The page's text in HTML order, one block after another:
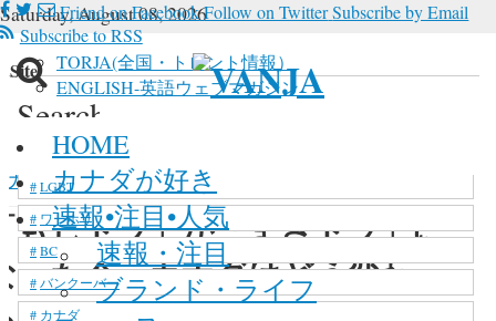
Saturday, August 08, 2026
TORJA(全国・トロント情報）
ENGLISH-英語ウェブマガジン
Friend on FacebookFollow on TwitterSubscribe by Email
Subscribe to RSS
Search
Site
in site, type your keyword and hit enter
HOME
カナダが好き
速報•注目•人気
速報・注目
ブランド・ライフ
新型コロナウイルス
マリファナ
LGBT
ワーホリ
BC
バンクーバー
カナダ
カナダが好き>数字シリーズ 「もしトラ」が
もしトラ」が「まさトラ」に
った今、カナダはどう変わ